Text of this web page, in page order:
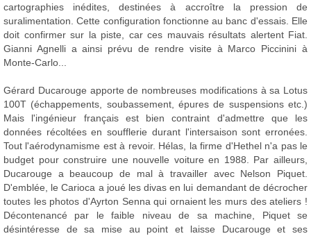
cartographies inédites, destinées à accroître la pression de
suralimentation. Cette configuration fonctionne au banc d'essais. Elle
doit confirmer sur la piste, car ces mauvais résultats alertent Fiat.
Gianni Agnelli a ainsi prévu de rendre visite à Marco Piccinini à
Monte-Carlo...
Gérard Ducarouge apporte de nombreuses modifications à sa Lotus
100T (échappements, soubassement, épures de suspensions etc.)
Mais l'ingénieur français est bien contraint d'admettre que les
données récoltées en soufflerie durant l'intersaison sont erronées.
Tout l'aérodynamisme est à revoir. Hélas, la firme d'Hethel n'a pas le
budget pour construire une nouvelle voiture en 1988. Par ailleurs,
Ducarouge a beaucoup de mal à travailler avec Nelson Piquet.
D'emblée, le Carioca a joué les divas en lui demandant de décrocher
toutes les photos d'Ayrton Senna qui ornaient les murs des ateliers !
Décontenancé par le faible niveau de sa machine, Piquet se
désintéresse de sa mise au point et laisse Ducarouge et ses